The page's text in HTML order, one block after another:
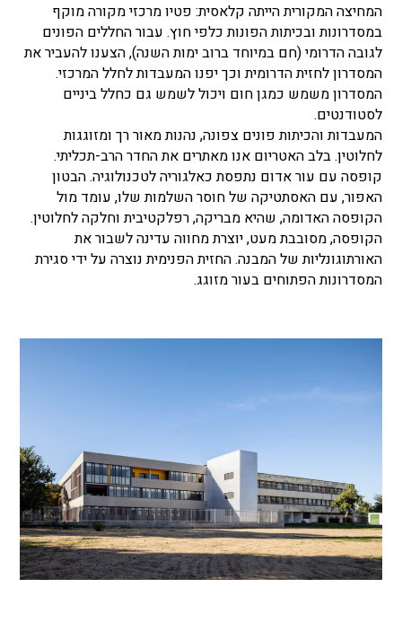
המחיצה המקורית הייתה קלאסית: פטיו מרכזי מקורה מוקף
במסדרונות ובכיתות הפונות כלפי חוץ. עבור החללים הפונים
לגובה הדרומי (חם במיוחד ברוב ימות השנה), הצענו להעביר את
המסדרון לחזית הדרומית וכך יפנו המעבדות לחלל המרכזי.
המסדרון משמש כמגן חום ויכול לשמש גם כחלל ביניים
לסטודנטים.
המעבדות והכיתות פונים צפונה, נהנות מאור רך ומזוגגות
לחלוטין. בלב האטריום אנו מאתרים את החדר הרב-תכליתי.
קופסה עם עור אדום נתפסת כאלגוריה לטכנולוגיה. הבטון
האפור, עם האסתטיקה של חוסר השלמות שלו, עומד מול
הקופסה האדומה, שהיא מבריקה, רפלקטיבית וחלקה לחלוטין.
הקופסה, מסובבת מעט, יוצרת מחווה עדינה לשבור את
האורתוגונליות של המבנה. החזית הפנימית נוצרה על ידי סגירת
המסדרונות הפתוחים בעור מזוגג.